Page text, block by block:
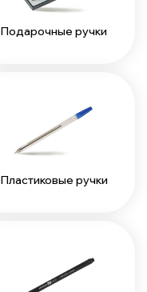
Подарочные ручки
Пластиковые ручки